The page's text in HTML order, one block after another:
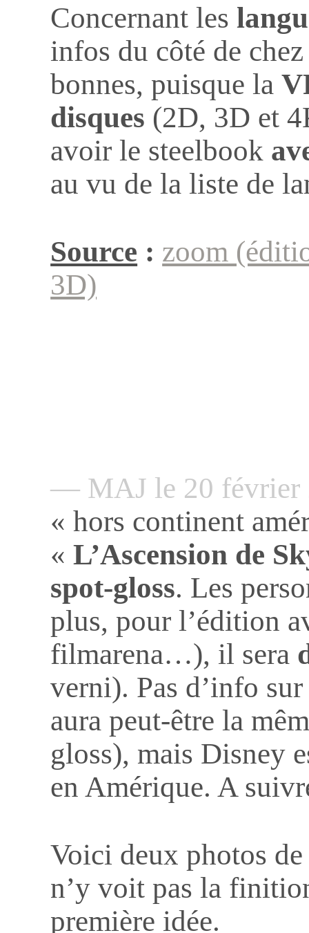
Concernant les
infos du côté de chez
bonnes, puisque la
disques (2D, 3D et
avoir le steelbook
au vu de la liste de
Source : zoom
3D)
— MAJ le 20
« hors continent
«L’Ascension de
spot-gloss. Les
plus, pour l’édition
filmarena…), il sera
verni). Pas d’info
aura peut-être la
gloss), mais Disney
en Amérique. A
Voici deux photos
n’y voit pas la
première idée.